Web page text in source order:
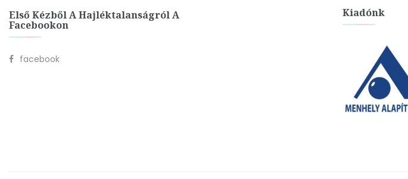
Első Kézből A Hajléktalanságról A
Facebookon
facebook
Kiadónk